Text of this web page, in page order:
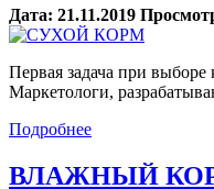
Дата: 21.11.2019
Первая задача при выборе
Маркетологи,
Подробнее
ВЛАЖНЫЙ